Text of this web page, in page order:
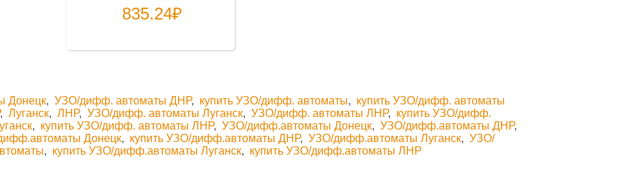
835.24₽
Донецк,УЗО/дифф. автоматы ДНР, купить УЗО/дифф. автоматы, купить УЗО/дифф. автоматы
,Луганск,ЛНР,УЗО/дифф. автоматы Луганск,УЗО/дифф. автоматы ЛНР, купить УЗО/дифф.
, купить УЗО/дифф. автоматы ЛНР,УЗО/дифф.автоматы Донецк,УЗО/дифф.автоматы ДНР,
Донецк, купить УЗО/дифф.автоматы ДНР,УЗО/дифф.автоматы Луганск,УЗО/
, купить УЗО/дифф.автоматы Луганск, купить УЗО/дифф.автоматы ЛНР